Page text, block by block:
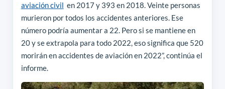
aviación civil en 2017 y 393 en 2018. Veinte personas
murieron por todos los accidentes anteriores. Ese
número podría aumentar a 22. Pero si se mantiene en
20 y se extrapola para todo 2022, eso significa que 520
morirán en accidentes de aviación en 2022”, continúa el
informe.